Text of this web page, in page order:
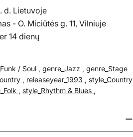
d. Lietuvoje
- O. Miciūtės g. 11, Vilniuje
14 dienų
/ Soul , genre_Jazz , genre_Stage
, releaseyear_1993 , style_Country
, style_Rhythm & Blues ,